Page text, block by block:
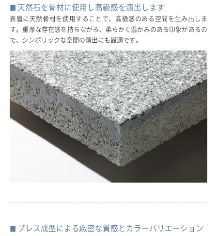
天然石を骨材に使用し高級感を演出します
表層に天然骨材を使用することで、高級感のある空間を生み出しま
す。重厚な存在感を持ちながら、柔らかく温かみのある印象があるの
で、シンボリックな空間の演出にも最適です。
プレス成型による緻密な質感とカラーバリエーション